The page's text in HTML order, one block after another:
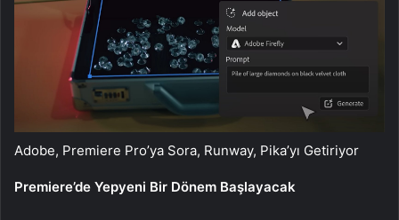
Adobe, Premiere Pro’ya Sora, Runway, Pika’yı Getiriyor
Premiere’de Yepyeni Bir Dönem Başlayacak